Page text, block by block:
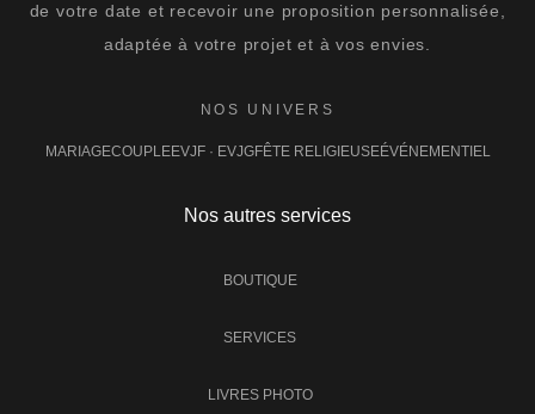
de votre date et recevoir une proposition personnalisée,
adaptée à votre projet et à vos envies.
NOS UNIVERS
MARIAGECOUPLEEVJF · EVJGFÊTE RELIGIEUSEÉVÉNEMENTIEL
Nos autres services
BOUTIQUE
SERVICES
LIVRES PHOTO